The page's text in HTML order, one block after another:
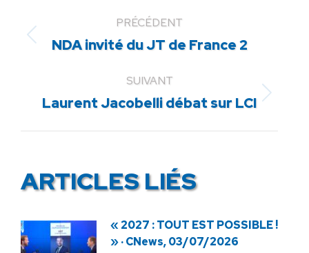
PRÉCÉDENT
Article
:
NDA invité du JT de France 2
SUIVANT
Article
:
Laurent Jacobelli débat sur LCI
ARTICLES LIÉS
« 2027 : TOUT EST POSSIBLE !
» · CNews, 03/07/2026